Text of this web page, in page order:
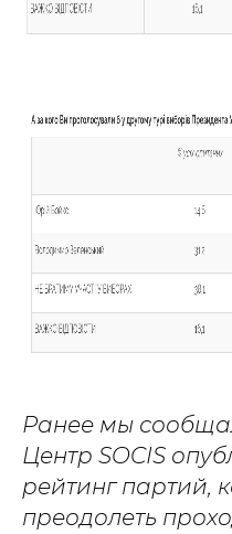
Ранее мы
Центр SOCIS
рейтинг партий,
преодолеть